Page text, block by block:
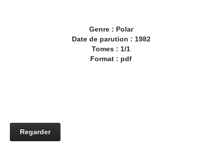
Genre : Polar
Date de parution : 1982
Tomes : 1/1
Format : pdf
Regarder